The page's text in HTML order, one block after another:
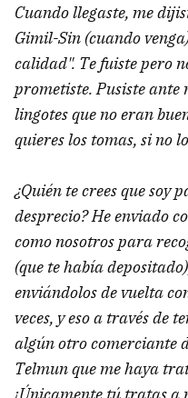
Cuando llegaste, me
Gimil-Sin (cuando
calidad". Te fuiste pero
prometiste. Pusiste ante
lingotes que no eran
quieres los tomas, si no
¿Quién te crees que
desprecio? He enviado
como nosotros para
(que te había
enviándolos de vuelta
veces, y eso a través de
algún otro comerciante
Telmun que me haya
¡Únicamente tú tratas a